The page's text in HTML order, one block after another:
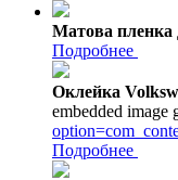
Матова пленка
Подробнее
Оклейка
embedded image
Подробнее